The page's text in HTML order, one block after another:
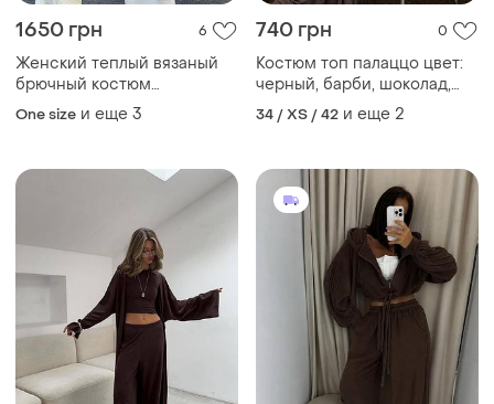
1650 грн 6
Женский теплый вязаный
брючный костюм
трикотажный свитер и
штаны палаццо меланж
One size и еще 3
740 грн 0
Костюм топ палаццо цвет:
черный, барби, шоколад,
белый, меланж, холодный
серый
34 / XS / 42 и еще 2